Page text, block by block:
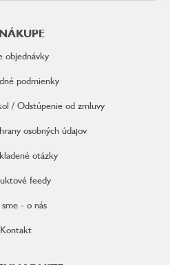
objednávky
podmienky
/ Odstúpenie od zmluvy
osobných údajov
otázky
feedy
- o nás
Kontakt